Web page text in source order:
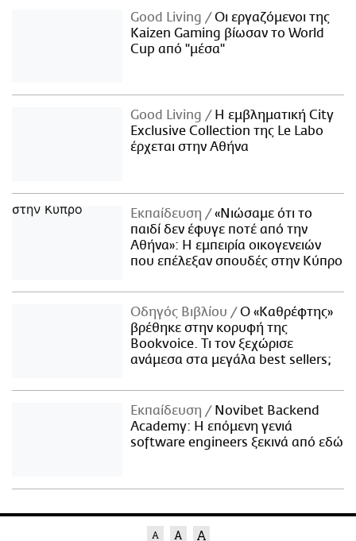
Good Living
Οι εργαζόμενοι της
Kaizen Gaming βίωσαν το World
Cup από "μέσα"
Good Living
Η εμβληματική City
Exclusive Collection της Le Labo
έρχεται στην Αθήνα
Εκπαίδευση
«Νιώσαμε ότι το
παιδί δεν έφυγε ποτέ από την
Αθήνα»: Η εμπειρία οικογενειών
που επέλεξαν σπουδές στην Κύπρο
Οδηγός Βιβλίου
Ο «Καθρέφτης»
βρέθηκε στην κορυφή της
Bookvoice. Τι τον ξεχώρισε
ανάμεσα στα μεγάλα best sellers;
Εκπαίδευση
Novibet Backend
Academy: Η επόμενη γενιά
software engineers ξεκινά από εδώ